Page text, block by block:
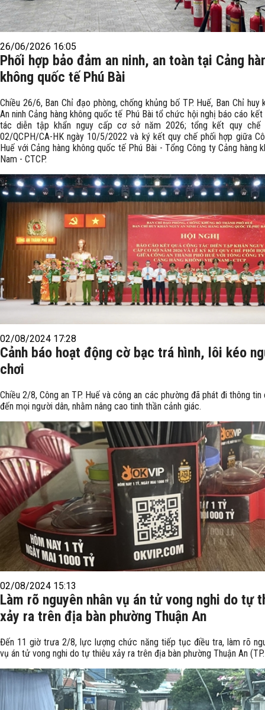
26/06/2026 16:05
Phối hợp bảo đảm an ninh, an toàn tại Cảng
không quốc tế Phú Bài
Chiều 26/6, Ban Chỉ đạo phòng, chống khủng bố TP. Huế, Ban Chỉ huy
An ninh Cảng hàng không quốc tế Phú Bài tổ chức hội nghị báo cáo
tác diễn tập khẩn nguy cấp cơ sở năm 2026; tổng kết quy chế
02/QCPH/CA-HK ngày 10/5/2022 và ký kết quy chế phối hợp giữa
Huế với Cảng hàng không quốc tế Phú Bài - Tổng Công ty Cảng hàng
Nam - CTCP.
02/08/2024 17:28
Cảnh báo hoạt động cờ bạc trá hình, lôi kéo
chơi
Chiều 2/8, Công an TP. Huế và công an các phường đã phát đi thông tin
đến mọi người dân, nhằm nâng cao tinh thần cảnh giác.
02/08/2024 15:13
Làm rõ nguyên nhân vụ án tử vong nghi do tự
xảy ra trên địa bàn phường Thuận An
Đến 11 giờ trưa 2/8, lực lượng chức năng tiếp tục điều tra, làm rõ
vụ án tử vong nghi do tự thiêu xảy ra trên địa bàn phường Thuận An